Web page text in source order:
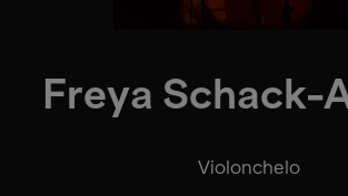
Freya Schack-
Violonchelo